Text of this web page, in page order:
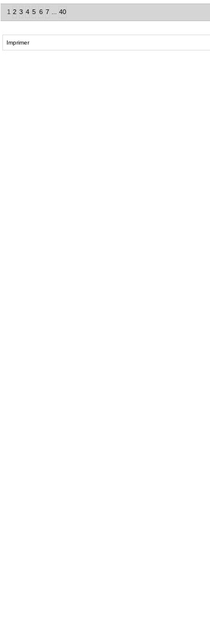
vacances
pour
scolaire
2025-
-
GRBC
aux
dates
1 2 3 4 5 6 7 40
surImprimer